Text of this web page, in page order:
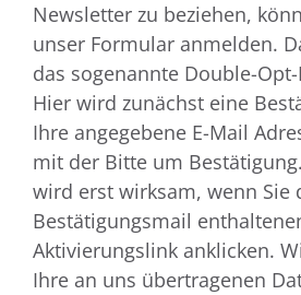
Newsletter zu beziehen,
unser Formular anmelden.
das sogenannte Double-
Hier wird zunächst eine
Ihre angegebene E-Mail
mit der Bitte um
wird erst wirksam, wenn Sie
Bestätigungsmail
Aktivierungslink anklicken.
Ihre an uns übertragenen